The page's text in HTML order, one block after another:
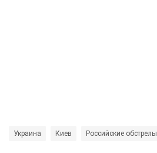
Украина Киев Российские обстрелы